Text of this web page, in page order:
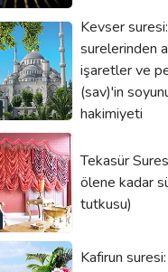
Kevser
surelerinden
işaretler ve
(sav)'in
hakimiyeti
Tekasür
ölene kadar
tutkusu)
Kafirun